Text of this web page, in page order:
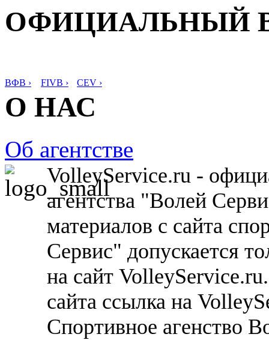
ОФИЦИАЛЬНЫЙ
ВФВ › FIVB › CEV ›
О НАС
Об агентстве
VolleyService.ru -
агентства "Волей
материалов с сайта
Сервис" допускается
на сайт
сайта ссылка на
Спортивное агенство